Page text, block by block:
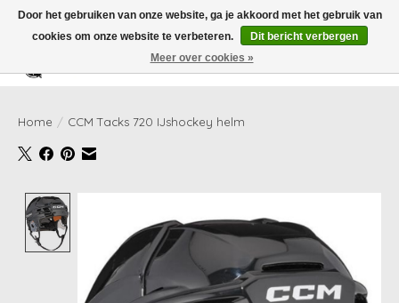
Verlanglijst
Home / CCM Tacks 720 IJshockey helm
Door het gebruiken van onze website, ga je akkoord met het gebruik van
cookies om onze website te verbeteren.
Dit bericht verbergen
Meer over cookies »